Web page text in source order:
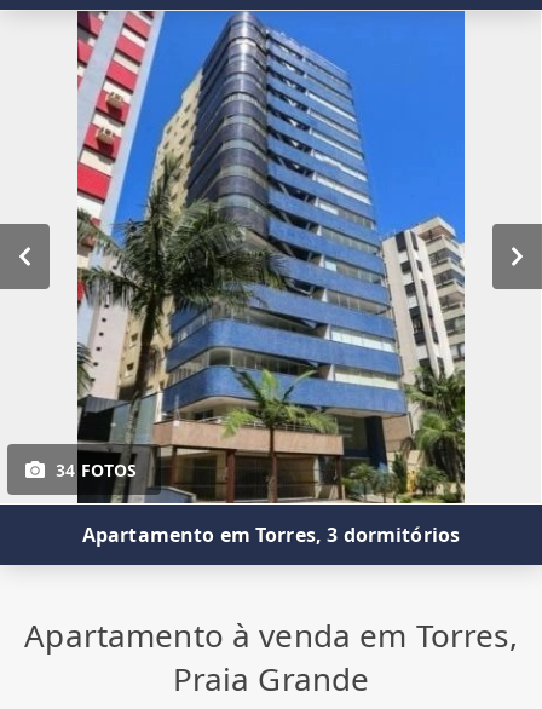
34 FOTOS
Apartamento em Torres, 3 dormitórios
Apartamento à venda em Torres,
Praia Grande